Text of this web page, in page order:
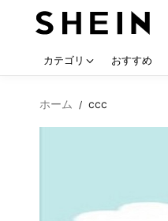
カテゴリ おすすめ
ホーム / ccc